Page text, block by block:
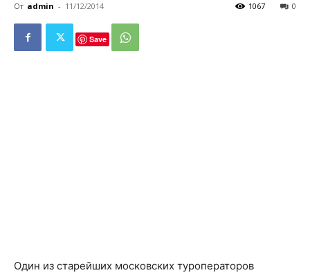
От admin - 11/12/2014 0
1067
Save
Один из старейших московских туроператоров